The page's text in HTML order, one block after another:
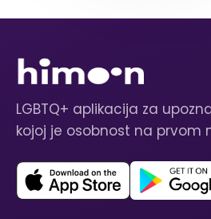
LGBTQ+ aplikacija za
kojoj je osobnost na prvom